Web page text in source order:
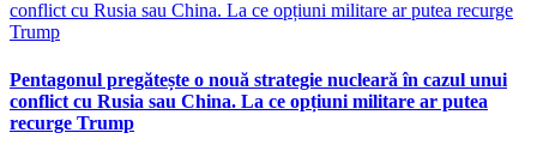
Pentagonul pregătește o nouă strategie nucleară în cazul unui
conflict cu Rusia sau China. La ce opțiuni militare ar putea
recurge Trump